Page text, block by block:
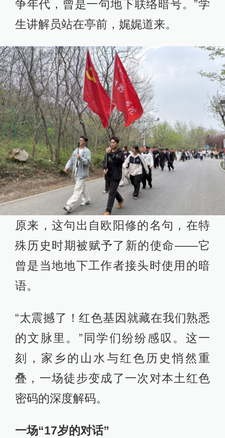
争年代，曾是一句地下联络暗号。”学
生讲解员站在亭前，娓娓道来。
原来，这句出自欧阳修的名句，在特
殊历史时期被赋予了新的使命——它
曾是当地地下工作者接头时使用的暗
语。
“太震撼了！红色基因就藏在我们熟悉
的文脉里。”同学们纷纷感叹。这一
刻，家乡的山水与红色历史悄然重
叠，一场徒步变成了一次对本土红色
密码的深度解码。
一场“17岁的对话”